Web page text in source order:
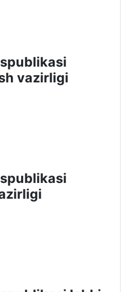
vаzirligi